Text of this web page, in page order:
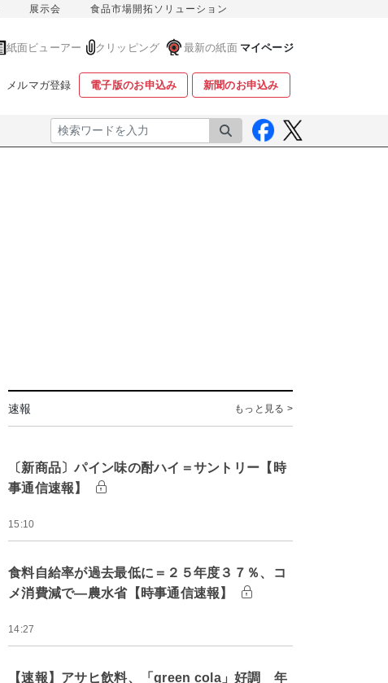
展示会 食品市場開拓ソリューション
紙面ビューアー クリッピング 最新の紙面 マイページ
メルマガ登録 電子版のお申込み 新聞のお申込み
検索
速報 もっと見る >
〔新商品〕パイン味の酎ハイ＝サントリー【時
事通信速報】
15:10
食料自給率が過去最低に＝２５年度３７％、コ
メ消費減で―農水省【時事通信速報】
14:27
【速報】アサヒ飲料、「green cola」好調 年